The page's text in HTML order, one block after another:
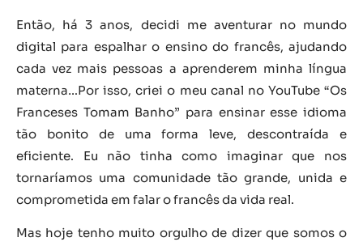
Então, há 3 anos, decidi me aventurar no mundo
digital para espalhar o ensino do francês, ajudando
cada vez mais pessoas a aprenderem minha língua
materna…Por isso, criei o meu canal no YouTube “Os
Franceses Tomam Banho” para ensinar esse idioma
tão bonito de uma forma leve, descontraída e
eficiente. Eu não tinha como imaginar que nos
tornaríamos uma comunidade tão grande, unida e
comprometida em falar o francês da vida real.
Mas hoje tenho muito orgulho de dizer que somos o